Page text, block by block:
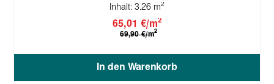
Inhalt: 3.26 m2
65,01 €/m2
69,90 €/m2
In den Warenkorb